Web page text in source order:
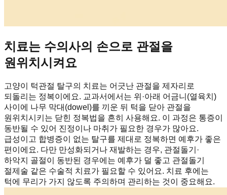
치료는 수의사의 손으로 관절을
원위치시켜요
고양이 턱관절 탈구의 치료는 어긋난 관절을 제자리로
되돌리는 정복이에요. 교과서에서는 위·아래 어금니(열육치)
사이에 나무 막대(dowel)를 끼운 뒤 턱을 닫아 관절을
원위치시키는 닫힌 정복법을 흔히 사용해요. 이 과정은 통증이
동반될 수 있어 진정이나 마취가 필요한 경우가 많아요.
급성이고 합병증이 없는 탈구를 제대로 정복하면 예후가 좋은
편이에요. 다만 만성화되거나 재발하는 경우, 관절돌기·
하악지 골절이 동반된 경우에는 예후가 덜 좋고 관절돌기
절제술 같은 수술적 치료가 필요할 수 있어요. 치료 후에는
턱에 무리가 가지 않도록 주의하며 관리하는 것이 중요해요.